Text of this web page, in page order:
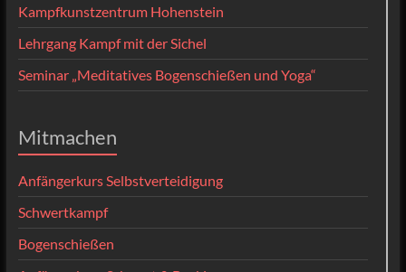
Kampfkunstzentrum Hohenstein
Lehrgang Kampf mit der Sichel
Seminar „Meditatives Bogenschießen und Yoga“
Mitmachen
Anfängerkurs Selbstverteidigung
Schwertkampf
Bogenschießen